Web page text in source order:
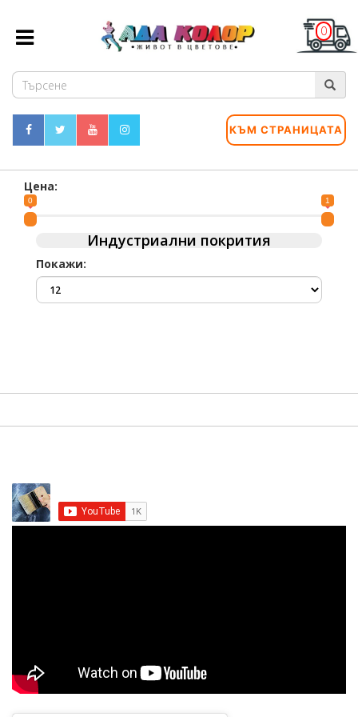
0
КЪМ СТРАНИЦАТА
Цена:
0 1
Индустриални покрития
Покажи: